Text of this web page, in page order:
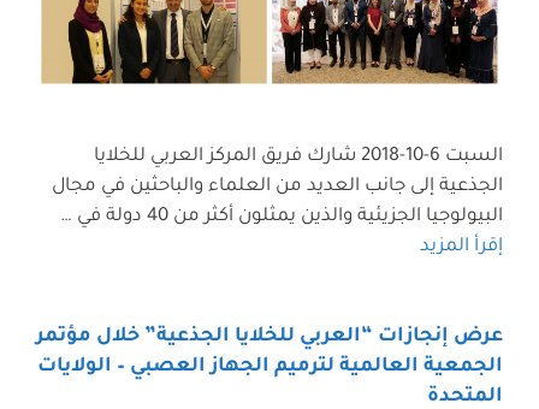
السبت 6-10-2018 شارك فريق المركز العربي للخلايا
الجذعية إلى جانب العديد من العلماء والباحثين في مجال
البيولوجيا الجزيئية والذين يمثلون أكثر من 40 دولة في …
إقرأ المزيد
عرض إنجازات “العربي للخلايا الجذعية” خلال مؤتمر
الجمعية العالمية لترميم الجهاز العصبي – الولايات
المتحدة